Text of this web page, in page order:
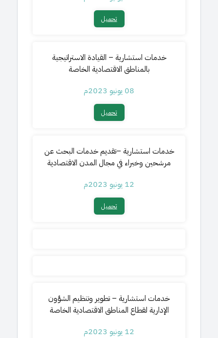
تحميل​
خدمات استشارية – القيادة الاستراتيجية
بالمناطق الاقتصادية الخاصة
08 يونيو 2023م
تحميل​
خدمات استشارية –تقديم خدمات البحث عن
مرشحين وخبراء في مجال المدن الاقتصادية
12 يونيو 2023م
تحميل​
خدمات استشارية – تطوير وتنظيم الشؤون
الإدارية لقطاع المناطق الاقتصادية الخاصة
12 يونيو 2023م